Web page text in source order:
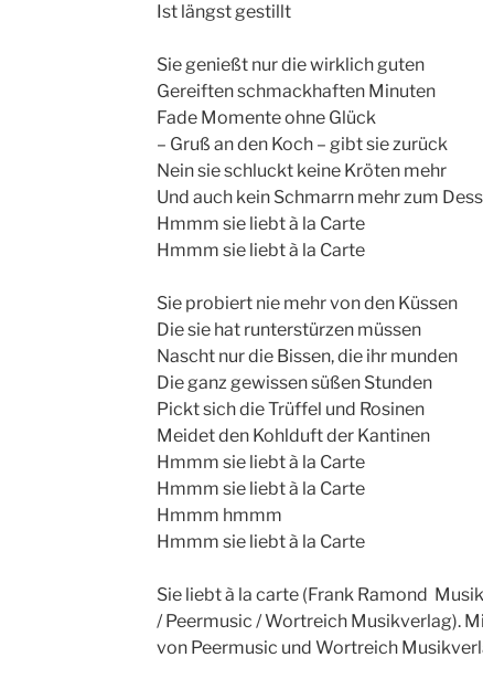
Ist längst gestillt
Sie genießt nur die wirklich guten
Gereiften schmackhaften Minuten
Fade Momente ohne Glück
– Gruß an den Koch – gibt sie zurück
Nein sie schluckt keine Kröten mehr
Und auch kein Schmarrn mehr zum
Hmmm sie liebt à la Carte
Hmmm sie liebt à la Carte
Sie probiert nie mehr von den Küssen
Die sie hat runterstürzen müssen
Nascht nur die Bissen, die ihr munden
Die ganz gewissen süßen Stunden
Pickt sich die Trüffel und Rosinen
Meidet den Kohlduft der Kantinen
Hmmm sie liebt à la Carte
Hmmm sie liebt à la Carte
Hmmm hmmm
Hmmm sie liebt à la Carte
Sie liebt à la carte (Frank Ramond 
/ Peermusic / Wortreich Musikverlag).
von Peermusic und Wortreich